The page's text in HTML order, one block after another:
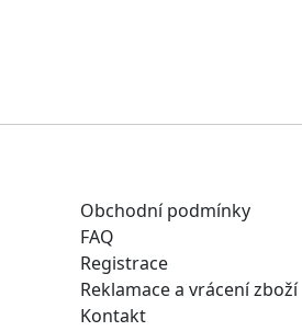
Obchodní podmínky
FAQ
Registrace
Reklamace a vrácení zboží
Kontakt